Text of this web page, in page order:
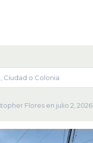
Flores en julio 2, 2026